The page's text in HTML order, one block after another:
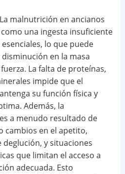
La malnutrición en ancianos
una ingesta insuficiente
lo que puede
en la masa
La falta de proteínas,
impide que el
su función física y
Además, la
a menudo resultado de
cambios en el apetito,
deglución, y situaciones
que limitan el acceso a
adecuada. Esto